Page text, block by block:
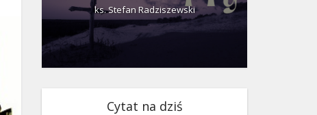
ks. Stefan Radziszewski
Cytat na dziś